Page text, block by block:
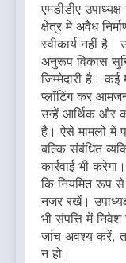
एमडीडीए
क्षेत्र में अवैध
स्वीकार्य नहीं है।
अनुरूप विकास
जिम्मेदारी है। कई
प्लॉटिंग कर
उन्हें आर्थिक और
है। ऐसे मामलों में
बल्कि संबंधित
कार्रवाई भी
कि नियमित रूप से
नजर रखें।
भी संपत्ति में
जांच अवश्य करें,
न हो।